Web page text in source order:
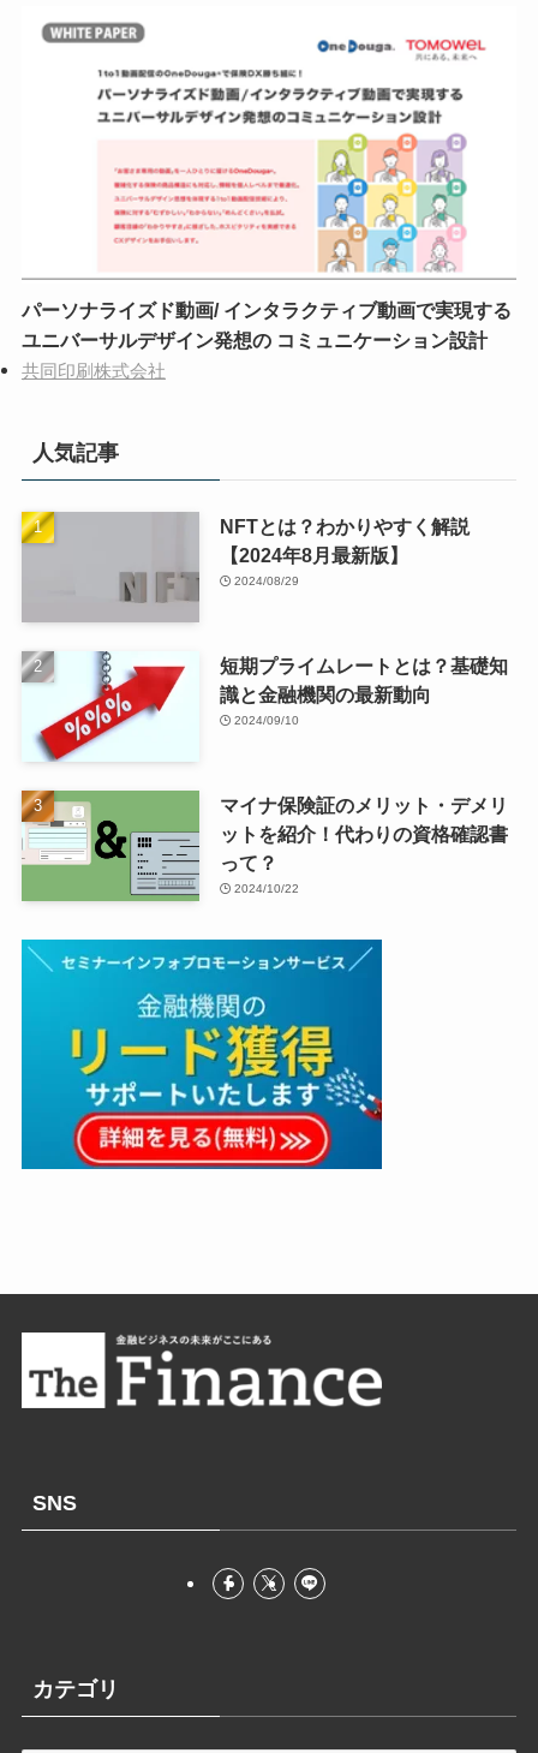
パーソナライズド動画/ インタラクティブ動画で実現する
ユニバーサルデザイン発想の コミュニケーション設計
共同印刷株式会社
人気記事
NFTとは？わかりやすく解説
【2024年8月最新版】
2024/08/29
短期プライムレートとは？基礎知
識と金融機関の最新動向
2024/09/10
マイナ保険証のメリット・デメリ
ットを紹介！代わりの資格確認書
って？
2024/10/22
SNS
カテゴリ